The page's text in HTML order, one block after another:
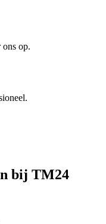
ons op.
bij TM24